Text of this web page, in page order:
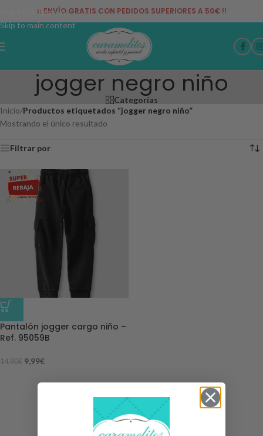
Skip to navigation
Skip to main content
¡¡ ENVÍO GRATIS CON PEDIDOS SUPERIORES A 50€ !!
jogger negro niño
Categorías
Inicio/Productos etiquetados “jogger negro niño”
Mostrando el único resultado
Filtrar por
-33%
Pantalón jogger cargo niño –
Ref. 95059B
14,90€ 9,99€